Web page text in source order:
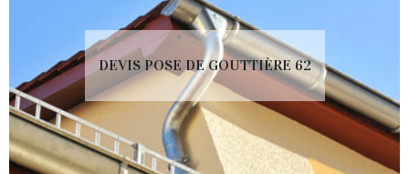
DEVIS POSE DE GOUTTIÈRE 62